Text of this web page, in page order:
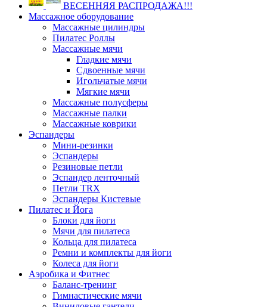
ВЕСЕННЯЯ РАСПРОДАЖА!!!
Массажное оборудование
Массажные цилиндры
Пилатес Роллы
Массажные мячи
Гладкие мячи
Сдвоенные мячи
Игольчатые мячи
Мягкие мячи
Массажные полусферы
Массажные палки
Массажные коврики
Эспандеры
Мини-резинки
Эспандеры
Резиновые петли
Эспандер ленточный
Петли TRX
Эспандеры Кистевые
Пилатес и Йога
Блоки для йоги
Мячи для пилатеса
Кольца для пилатеса
Ремни и комплекты для йоги
Колеса для йоги
Аэробика и Фитнес
Баланс-тренинг
Гимнастические мячи